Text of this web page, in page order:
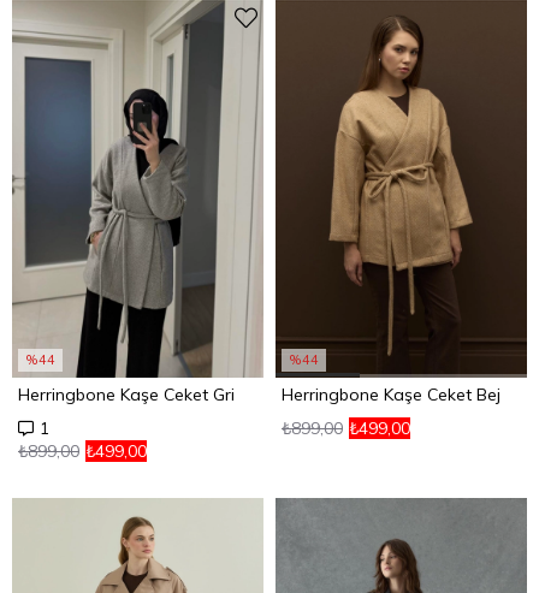
%44
Herringbone Kaşe Ceket Gri
1
₺499,00
₺899,00
%44
Herringbone Kaşe Ceket Bej
₺499,00
₺899,00